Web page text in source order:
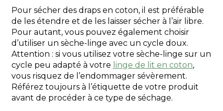
Pour sécher des draps en coton, il est préférable
de les étendre et de les laisser sécher à l’air libre.
Pour autant, vous pouvez également choisir
d’utiliser un sèche-linge avec un cycle doux.
Attention : si vous utilisez votre sèche-linge sur un
cycle peu adapté à votre linge de lit en coton,
vous risquez de l’endommager sévèrement.
Référez toujours à l’étiquette de votre produit
avant de procéder à ce type de séchage.